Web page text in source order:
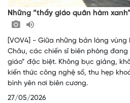
Những “thầy giáo quân hàm
[VOV4] - Giữa những bản làng
Châu, các chiến sĩ biên phòng
giáo” đặc biệt. Không bục giảng,
kiến thức công nghệ số, thu hẹp
bình yên nơi biên cương.
27/05/2026